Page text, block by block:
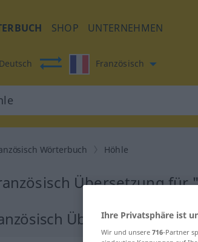
SHOP UNTERNEHMEN
Deutsch Französisch
Wörterbuch Höhle
Übersetzung für
Übersetzung
Ihre Privatsphäre ist
Wir und unsere 716-Partner